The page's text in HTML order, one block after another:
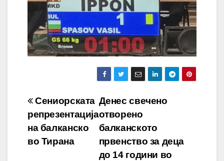
Навигација
на
напис
Денес свечено
отворено
балканското
првенство за деца
до 14 години во
Сениорската
репрезентација
на балканско
во Тирана